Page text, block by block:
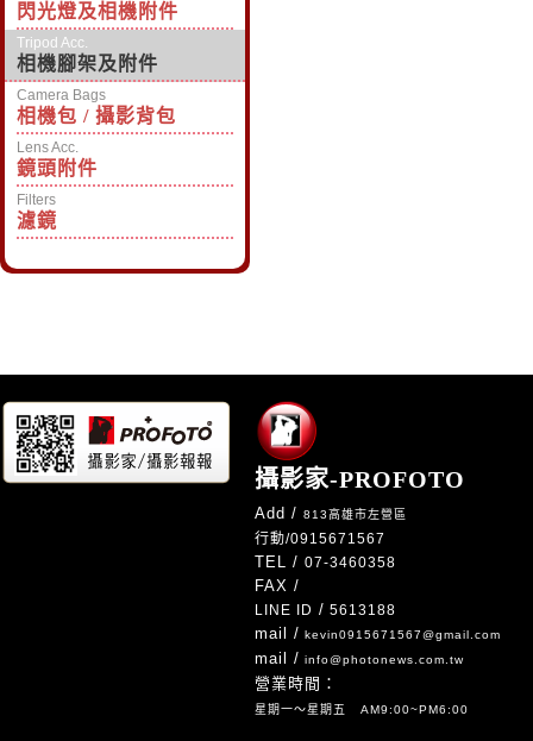
閃光燈及相機附件
Tripod Acc.
相機腳架及附件
Camera Bags
相機包 / 攝影背包
Lens Acc.
鏡頭附件
Filters
濾鏡
攝影家-PROFOTO
Add / 813高雄市左營區
行動/0915671567
TEL / 07-3460358
FAX /
LINE ID / 5613188
mail / kevin0915671567@gmail.com
mail / info@photonews.com.tw
營業時間：
星期一～星期五 AM9:00~PM6:00